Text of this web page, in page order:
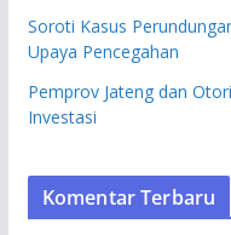
Soroti Kasus
Upaya Pencegahan
Pemprov Jateng dan
Investasi
Komentar Terbaru